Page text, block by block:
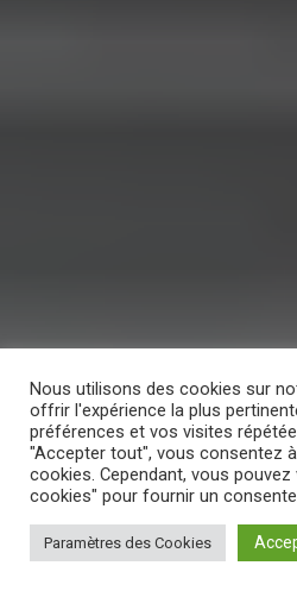
Nous utilisons des cookies sur
offrir l'expérience la plus
préférences et vos visites
"Accepter tout", vous consentez
cookies. Cependant, vous
cookies" pour fournir un
Paramètres des Cookies